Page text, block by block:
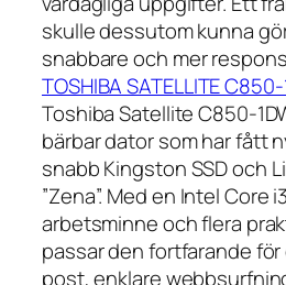
skulle dessutom kunna
snabbare och mer
TOSHIBA SATELLITE C850-
Toshiba Satellite C850-
bärbar dator som har fått
snabb Kingston SSD och
”Zena”. Med en Intel Core
arbetsminne och flera
passar den fortfarande
post, enklare